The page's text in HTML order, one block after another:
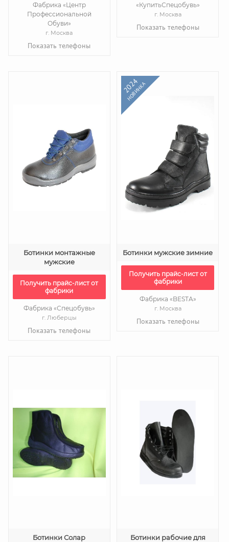
Фабрика «Центр
Профессиональной
Обуви»
г. Москва
Показать телефоны
«КупитьСпецобувь»
г. Москва
Показать телефоны
Ботинки монтажные
мужские
Получить прайс-лист от
фабрики
Фабрика «Спецобувь»
г. Люберцы
Показать телефоны
2024
НОВИНКА
Ботинки мужские зимние
Получить прайс-лист от
фабрики
Фабрика «BESTA»
г. Москва
Показать телефоны
Ботинки Солар
Ботинки рабочие для